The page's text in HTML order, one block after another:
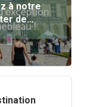
à notre
de…